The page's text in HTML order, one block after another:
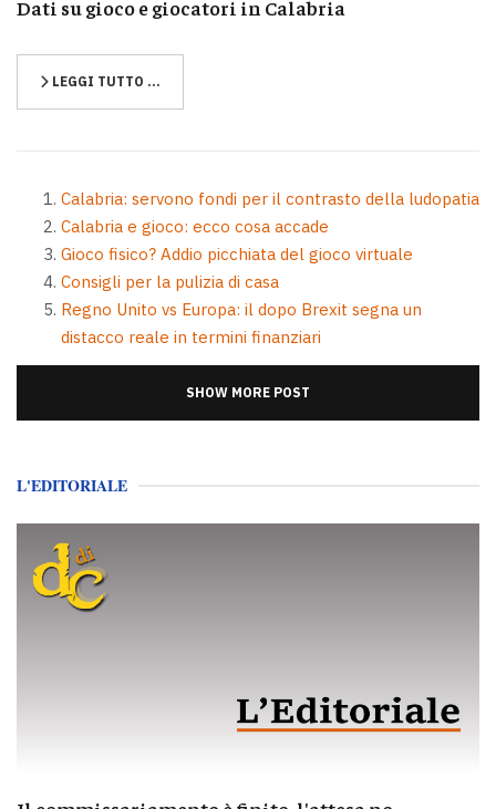
Dati su gioco e giocatori in Calabria
LEGGI TUTTO …
Calabria: servono fondi per il contrasto della ludopatia
Calabria e gioco: ecco cosa accade
Gioco fisico? Addio picchiata del gioco virtuale
Consigli per la pulizia di casa
Regno Unito vs Europa: il dopo Brexit segna un
distacco reale in termini finanziari
SHOW MORE POST
L'EDITORIALE